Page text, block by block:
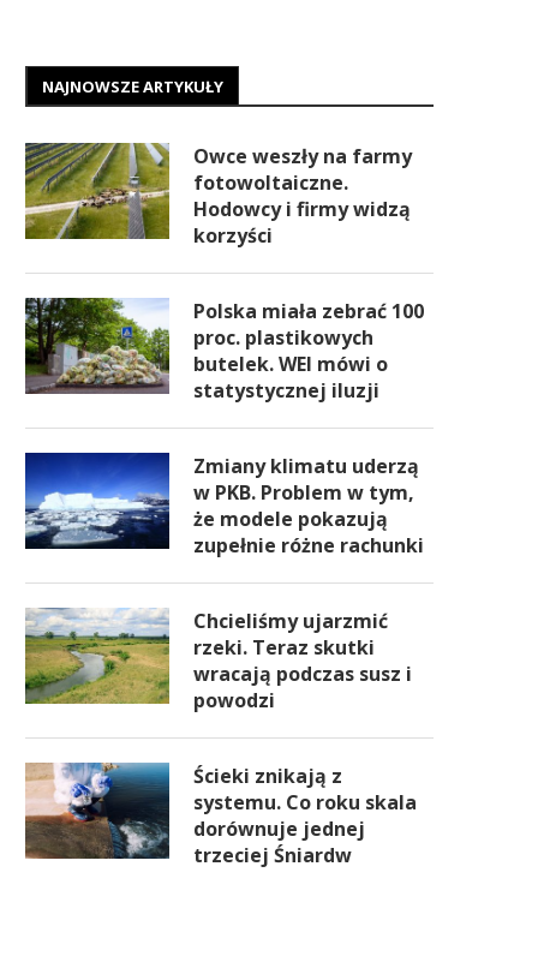
NAJNOWSZE ARTYKUŁY
Owce weszły na farmy
fotowoltaiczne.
Hodowcy i firmy widzą
korzyści
Polska miała zebrać 100
proc. plastikowych
butelek. WEI mówi o
statystycznej iluzji
Zmiany klimatu uderzą
w PKB. Problem w tym,
że modele pokazują
zupełnie różne rachunki
Chcieliśmy ujarzmić
rzeki. Teraz skutki
wracają podczas susz i
powodzi
Ścieki znikają z
systemu. Co roku skala
dorównuje jednej
trzeciej Śniardw